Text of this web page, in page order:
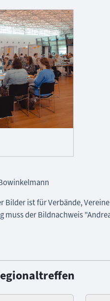
Bilder ist für Verbände,
muss der Bildnachweis